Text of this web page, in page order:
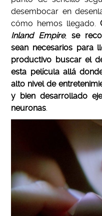
desembocar en
cómo hemos llegado.
Inland Empire, se
sean necesarios para
productivo buscar el
esta película allá
alto nivel de
y bien desarrollado
neuronas.